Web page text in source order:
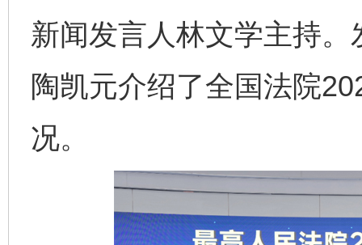
新闻发言人林文学主持
陶凯元介绍了全国法院
况。